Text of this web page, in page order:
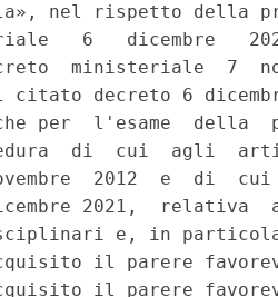
nel rispetto della
6   dicembre
ministeriale  7
citato decreto 6
per  l'esame  della
di  cui  agli
2012  e  di
2021,  relativa
e, in
il parere
il parere